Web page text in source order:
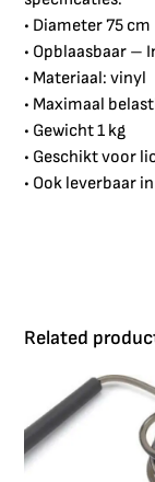
• Diameter 75 cm
• Opblaasbaar –
• Materiaal: vinyl
• Maximaal
• Gewicht 1 kg
• Geschikt voor
• Ook leverbaar
Related